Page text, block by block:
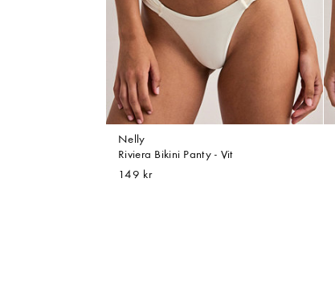
Nelly
Riviera Bikini Panty - Vit
149 kr